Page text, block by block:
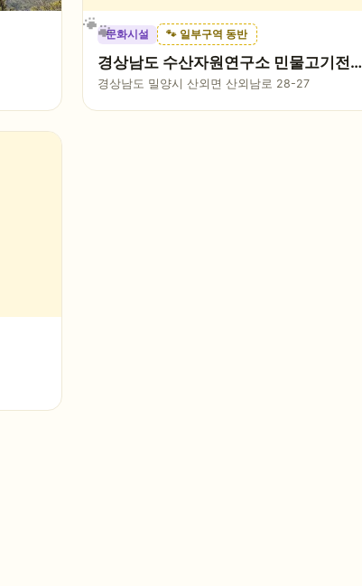
문화시설 🐾 일부구역 동반
경상남도 수산자원연구소 민물고기전시
관
경상남도 밀양시 산외면 산외남로 28-27